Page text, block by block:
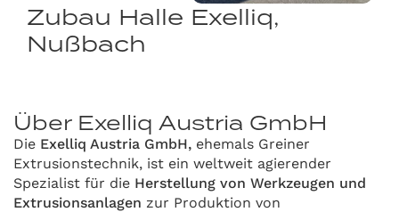
Zubau Halle Exelliq,
Nußbach
Über Exelliq Austria GmbH
Die Exelliq Austria GmbH, ehemals Greiner
Extrusionstechnik, ist ein weltweit agierender
Spezialist für die Herstellung von Werkzeugen und
Extrusionsanlagen zur Produktion von